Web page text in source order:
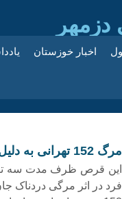
دزمهر
اخبار خوزستان
مرگ 152 تهرانی به دلیل مصرف قرص برنج در 9 ماه
این قرص ظرف مدت سه تا
فرد در اثر مرگی دردناک